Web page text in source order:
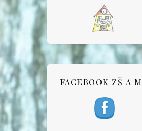
FACEBOOK ZŠ A